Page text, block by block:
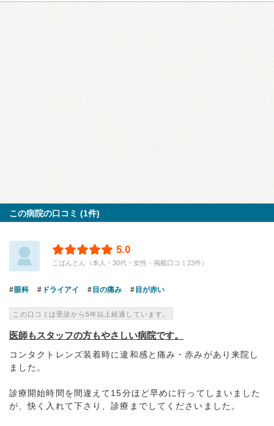
この病院の口コミ (1件)
5.0
こばんとん（本人・30代・女性・掲載口コミ23件）
眼科 ドライアイ 目の痛み 目が赤い
この口コミは受診から5年以上経過しています。
医師もスタッフの方もやさしい病院です。
コンタクトレンズ装着時に違和感と痛み・赤みがあり来院し
ました。
診療開始時間を間違えて15分ほど早めに行ってしまいました
が、快く入れて下さり、診療までしてくださいました。